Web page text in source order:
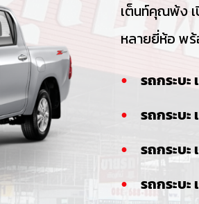
เต็นท์คุณพ้ง เ
หลายยี่ห้อ พร้
รถกระบะ
รถกระบะ
รถกระบะ
รถกระบ